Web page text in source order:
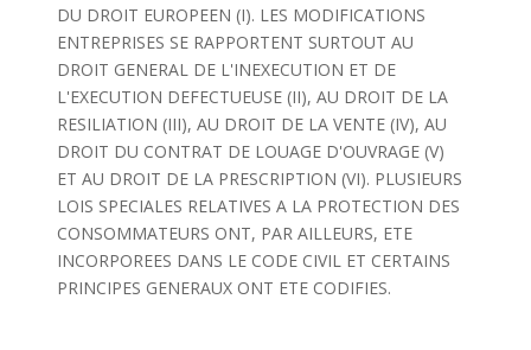
DU DROIT EUROPEEN (I). LES MODIFICATIONS
ENTREPRISES SE RAPPORTENT SURTOUT AU
DROIT GENERAL DE L'INEXECUTION ET DE
L'EXECUTION DEFECTUEUSE (II), AU DROIT DE LA
RESILIATION (III), AU DROIT DE LA VENTE (IV), AU
DROIT DU CONTRAT DE LOUAGE D'OUVRAGE (V)
ET AU DROIT DE LA PRESCRIPTION (VI). PLUSIEURS
LOIS SPECIALES RELATIVES A LA PROTECTION DES
CONSOMMATEURS ONT, PAR AILLEURS, ETE
INCORPOREES DANS LE CODE CIVIL ET CERTAINS
PRINCIPES GENERAUX ONT ETE CODIFIES.